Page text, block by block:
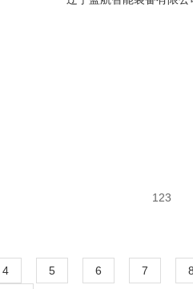
123
4 5 6 7 8